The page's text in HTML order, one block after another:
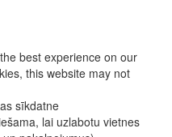
best experience on our
this website may not
sīkdatne
lai uzlabotu vietnes